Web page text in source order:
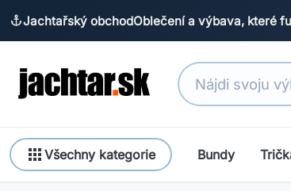
anchorJachtařský obchodOblečení a výbava, které
appsVšechny kategorie Bundy